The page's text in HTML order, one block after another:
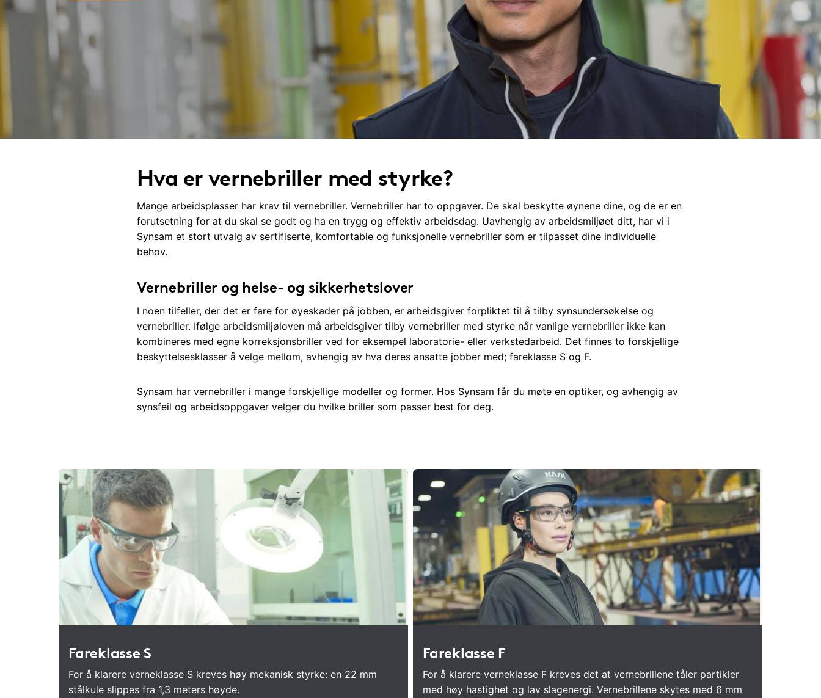
Hva er vernebriller med styrke?
Mange arbeidsplasser har krav til vernebriller. Vernebriller har to oppgaver. De skal beskytte øynene dine, og de er en
forutsetning for at du skal se godt og ha en trygg og effektiv arbeidsdag. Uavhengig av arbeidsmiljøet ditt, har vi i
Synsam et stort utvalg av sertifiserte, komfortable og funksjonelle vernebriller som er tilpasset dine individuelle
behov.
Vernebriller og helse- og sikkerhetslover
I noen tilfeller, der det er fare for øyeskader på jobben, er arbeidsgiver forpliktet til å tilby synsundersøkelse og
vernebriller. Ifølge arbeidsmiljøloven må arbeidsgiver tilby vernebriller med styrke når vanlige vernebriller ikke kan
kombineres med egne korreksjonsbriller ved for eksempel laboratorie- eller verkstedarbeid. Det finnes to forskjellige
beskyttelsesklasser å velge mellom, avhengig av hva deres ansatte jobber med; fareklasse S og F.
Synsam har vernebriller i mange forskjellige modeller og former. Hos Synsam får du møte en optiker, og avhengig av
synsfeil og arbeidsoppgaver velger du hvilke briller som passer best for deg.
Fareklasse S
For å klarere verneklasse S kreves høy mekanisk styrke: en 22 mm
stålkule slippes fra 1,3 meters høyde.
Fareklasse F
For å klarere verneklasse F kreves det at vernebrillene tåler partikler
med høy hastighet og lav slagenergi. Vernebrillene skytes med 6 mm